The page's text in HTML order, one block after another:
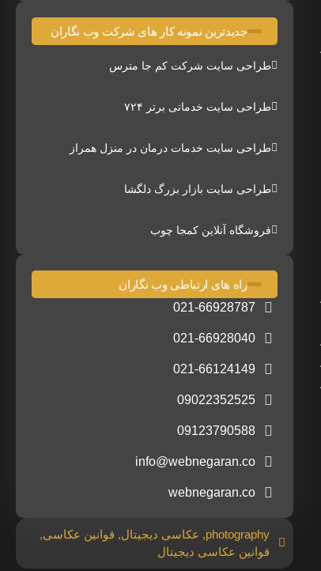
جدیدترین نمونه کار های شرکت وب نگاران
طراحی سایت شرکت کم جا مترس
طراحی سایت خدماتی برتر ۷۲۴
طراحی سایت خدمات درمان در منزل همراز
طراحی سایت بازار بزرگ دلگشا
فروشگاه آنلاین کمجا چوب
راه های ارتباطی وب نگاران
021-66928787
021-66928040
021-66124149
09022352525
09123790588
info@webnegaran.co
webnegaran.co
photography
, عکاسی دیجیتال, قوانین عکاسی,
قوانین عکاسی دیجیتال